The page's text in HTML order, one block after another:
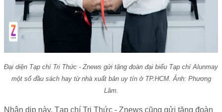
Đại diện Tạp chí Tri Thức - Znews gửi tặng đoàn đại biểu Tạp chí Alunmay
một số đầu sách hay từ nhà xuất bản uy tín ở TP.HCM. Ảnh: Phương
Lâm.
Nhân dịp này, Tạp chí Tri Thức - Znews cũng gửi tặng đoàn